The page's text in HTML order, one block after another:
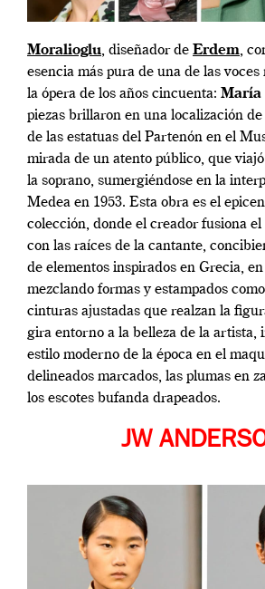
Moralioglu, diseñador de Erdem,
esencia más pura de una de las voces
la ópera de los años cincuenta: María
piezas brillaron en una localización
de las estatuas del Partenón en el
mirada de un atento público, que
la soprano, sumergiéndose en la
Medea en 1953. Esta obra es el
colección, donde el creador fusiona
con las raíces de la cantante,
de elementos inspirados en Grecia,
mezclando formas y estampados
cinturas ajustadas que realzan la
gira entorno a la belleza de la artista,
estilo moderno de la época en el
delineados marcados, las plumas en
los escotes bufanda drapeados.
JW